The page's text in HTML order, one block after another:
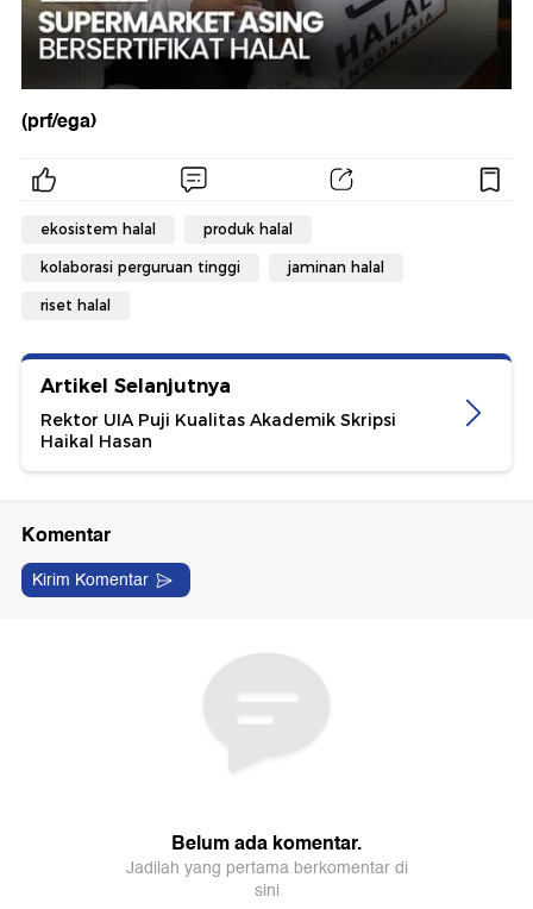
(prf/ega)
ekosistem halal produk halal
kolaborasi perguruan tinggi jaminan halal
riset halal
Artikel Selanjutnya
Rektor UIA Puji Kualitas Akademik Skripsi
Haikal Hasan